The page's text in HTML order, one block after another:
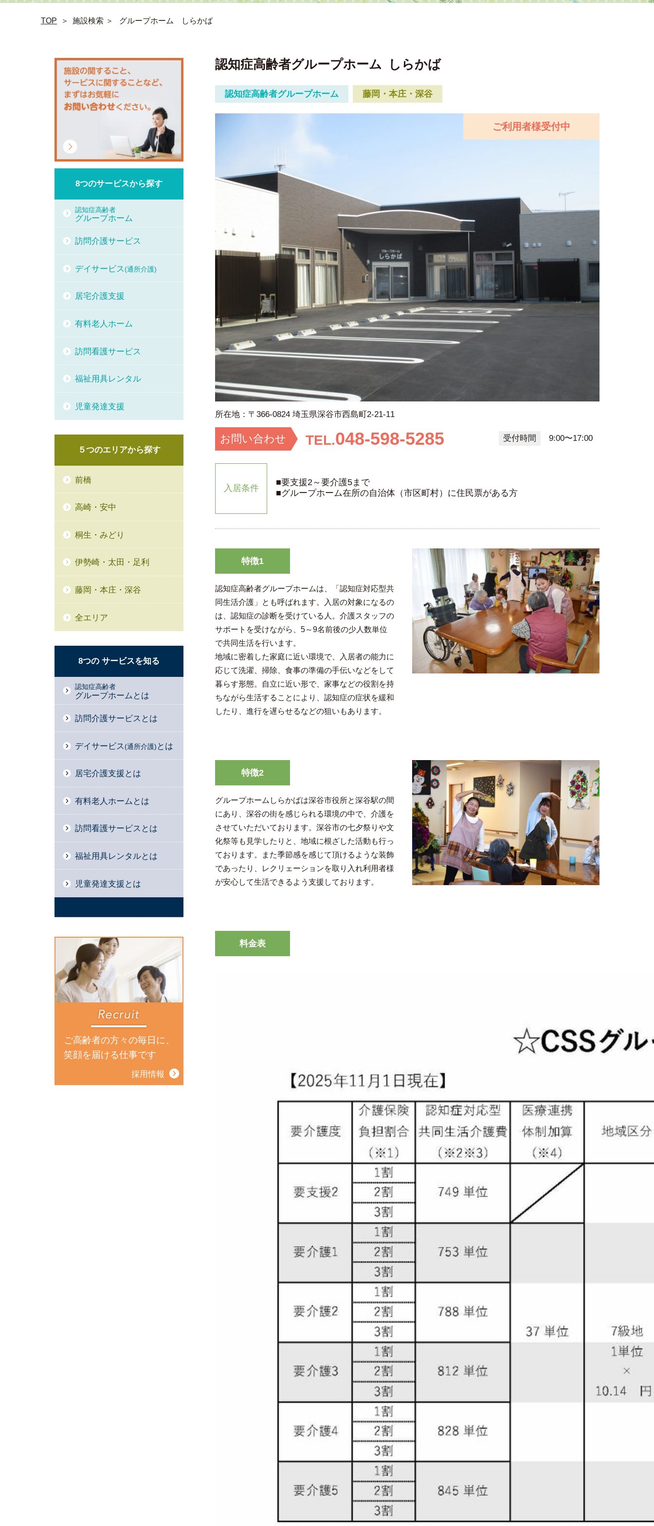
TOP ＞ 施設検索 ＞ グループホーム しらかば
認知症高齢者グループホーム しらかば
認知症高齢者グループホーム 藤岡・本庄・深谷
所在地： 〒366-0824 埼玉県深谷市西島町2-21-11
ご利用者様受付中
お問い合わせ TEL.048-598-5285 受付時間 9:00〜17:00
入居条件
■要支援2～要介護5まで
■グループホーム在所の自治体（市区町村）に住民票がある方
特徴1
認知症高齢者グループホームは、「認知症対応型共
同生活介護」とも呼ばれます。入居の対象になるの
は、認知症の診断を受けている人。介護スタッフの
サポートを受けながら、5～9名前後の少人数単位
で共同生活を行います。
地域に密着した家庭に近い環境で、入居者の能力に
応じて洗濯、掃除、食事の準備の手伝いなどをして
暮らす形態。自立に近い形で、家事などの役割を持
ちながら生活することにより、認知症の症状を緩和
したり、進行を遅らせるなどの狙いもあります。
特徴2
グループホームしらかばは深谷市役所と深谷駅の間
にあり、深谷の街を感じられる環境の中で、介護を
させていただいております。深谷市の七夕祭りや文
化祭等も見学したりと、地域に根ざした活動も行っ
ております。また季節感を感じて頂けるような装飾
であったり、レクリェーションを取り入れ利用者様
が安心して生活できるよう支援しております。
料金表
8つのサービスから探す
認知症高齢者
グループホーム
訪問介護サービス
デイサービス(通所介護)
居宅介護支援
有料老人ホーム
訪問看護サービス
福祉用具レンタル
児童発達支援
５つのエリアから探す
前橋
高崎・安中
桐生・みどり
伊勢崎・太田・足利
藤岡・本庄・深谷
全エリア
8つの サービスを知る
認知症高齢者
グループホームとは
訪問介護サービスとは
デイサービス (通所介護) とは
居宅介護支援とは
有料老人ホームとは
訪問看護サービスとは
福祉用具レンタルとは
児童発達支援とは
ご高齢者の方々の毎日に、
笑顔を届ける仕事です
採用情報